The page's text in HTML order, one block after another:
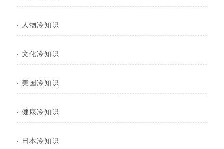
· 人物冷知识
· 文化冷知识
· 美国冷知识
· 健康冷知识
· 日本冷知识